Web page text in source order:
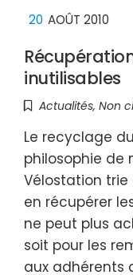
20 AOÛT 2010
inutilisables
Actualités, Non
Le recyclage
philosophie de
Vélostation trie
en récupérer
ne peut plus
soit pour les
aux adhérents